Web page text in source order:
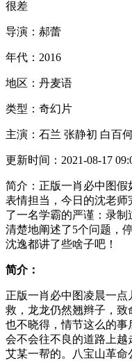
很差
导演： 郝蕾
年代： 2016
地区： 丹麦语
类型： 奇幻片
主演： 石兰 张静初 白百
更新时间： 2021-08-17
简介： 正版一肖必中图
表情担当，今日的沈老
了一名学霸的严谨：录
清楚地阐述了5个问题，
沈逸都讲了些啥子吧！
简介：
正版一肖必中图凌晨一
救，龙龙仍然翘辫子，
也不晓得，情节这么的事
会不会往不良的道路上越
艾某一帮的。八宝山革